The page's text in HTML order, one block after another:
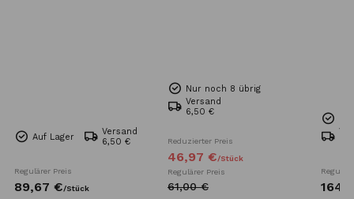
Auf Lager
Versand
6,50 €
Regulärer Preis
89,67 €/Stück
Nur noch 8 übrig
Versand
6,50 €
Reduzierter Preis
46,97 €/Stück
Regulärer Preis
61,00 € 164,